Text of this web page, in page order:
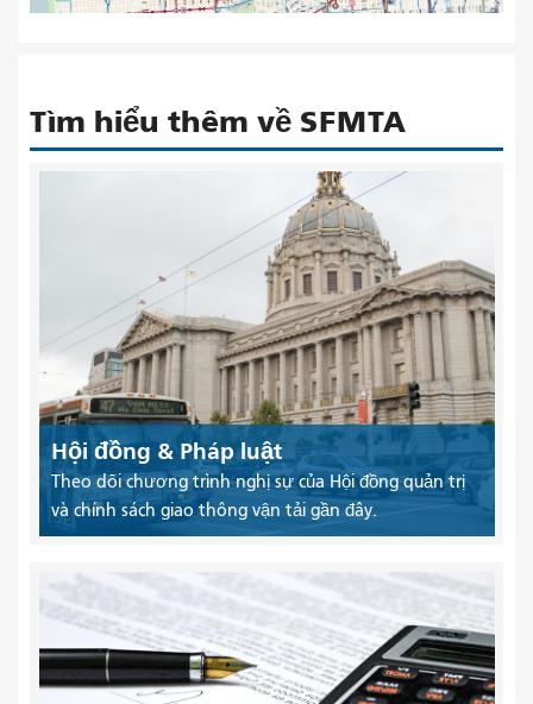
Tìm hiểu thêm về SFMTA
Hội đồng & Pháp luật
Theo dõi chương trình nghị sự của Hội đồng quản trị
và chính sách giao thông vận tải gần đây.